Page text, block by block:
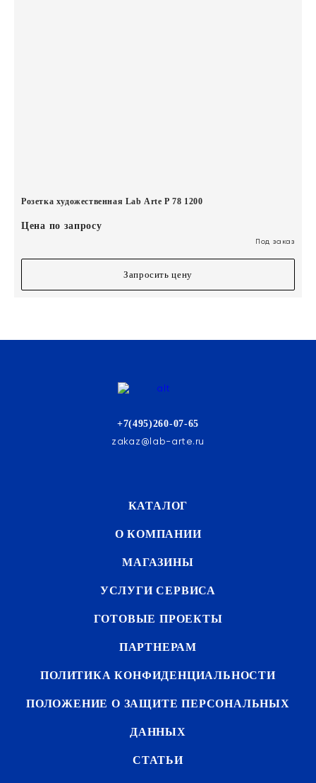
Розетка художественная Lab Arte Р 78 1200
Цена по запросу
Под заказ
Запросить цену
+7(495)260-07-65
zakaz@lab-arte.ru
КАТАЛОГ
О КОМПАНИИ
МАГАЗИНЫ
УСЛУГИ СЕРВИСА
ГОТОВЫЕ ПРОЕКТЫ
ПАРТНЕРАМ
ПОЛИТИКА КОНФИДЕНЦИАЛЬНОСТИ
ПОЛОЖЕНИЕ О ЗАЩИТЕ ПЕРСОНАЛЬНЫХ
ДАННЫХ
СТАТЬИ